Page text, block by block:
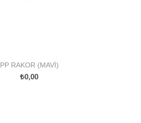
PP RAKOR (MAVI)
₺0,00